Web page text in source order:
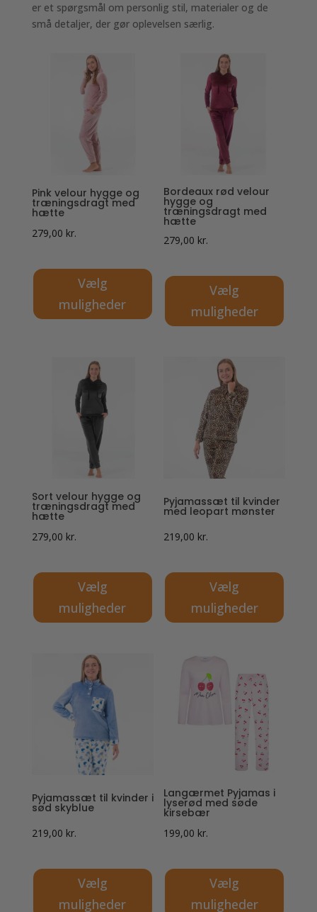
er et spørgsmål om personlig stil, materialer og de
små detaljer, der gør oplevelsen særlig.
Pink velour hygge og
træningsdragt med
hætte
279,00 kr.
Vælg
muligheder
Mulighederne
varesiden
Bordeaux rød velour
hygge og
træningsdragt med
hætte
279,00 kr.
Vælg
muligheder
varianter.
Mulighederne
varesiden
Sort velour hygge og
træningsdragt med
hætte
279,00 kr.
Vælg
muligheder
varianter.
Mulighederne
varesiden
Pyjamassæt til kvinder
med leopart mønster
219,00 kr.
Vælg
muligheder
Mulighederne
varesiden
Pyjamassæt til kvinder i
sød skyblue
219,00 kr.
Vælg
muligheder
Langærmet Pyjamas i
lyserød med søde
kirsebær
199,00 kr.
Vælg
muligheder